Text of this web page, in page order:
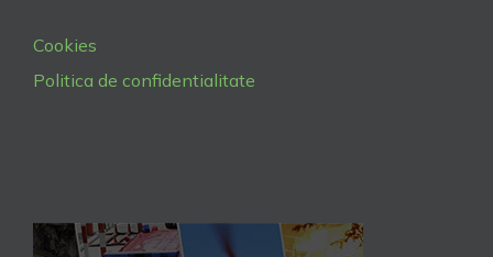
Cookies
Politica de confidentialitate